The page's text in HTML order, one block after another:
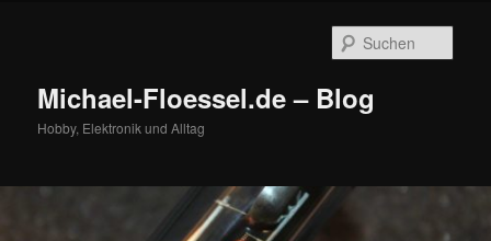
Michael-Floessel.de – Blog
Hobby, Elektronik und Alltag